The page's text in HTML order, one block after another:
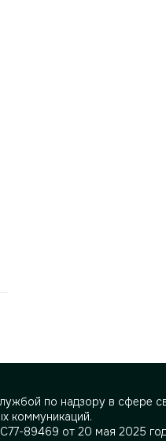
по надзору в сфере
коммуникаций.
89469 от 20 мая 2025